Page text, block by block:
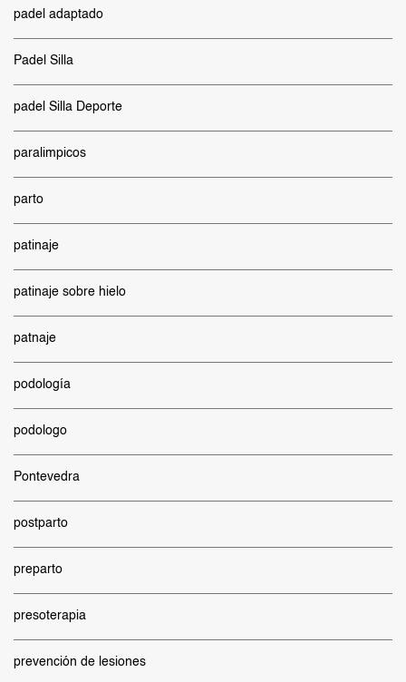
padel adaptado
Padel Silla
padel Silla Deporte
paralimpicos
parto
patinaje
patinaje sobre hielo
patnaje
podología
podologo
Pontevedra
postparto
preparto
presoterapia
prevención de lesiones